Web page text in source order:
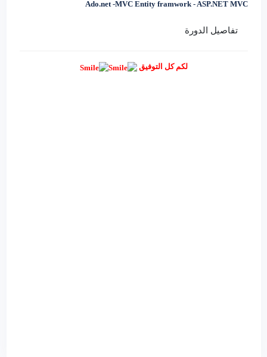
Ado.net -MVC Entity framwork - ASP.NET MVC
تفاصيل الدورة
لكم كل التوفيق